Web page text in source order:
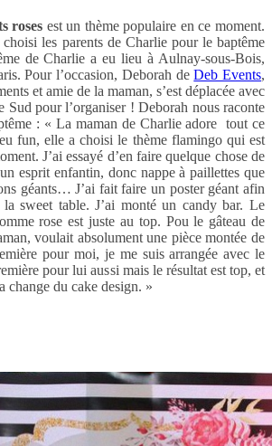
roses est un thème populaire en ce moment.
choisi les parents de Charlie pour le baptême
de Charlie a eu lieu à Aulnay-sous-Bois,
Pour l’occasion, Deborah deDeb Events,
et amie de la maman, s’est déplacée avec
Sud pour l’organiser ! Deborah nous raconte
: « La maman de Charlie adore tout ce
fun, elle a choisi le thème flamingo qui est
J’ai essayé d’en faire quelque chose de
esprit enfantin, donc nappe à paillettes que
géants… J’ai fait faire un poster géant afin
sweet table. J’ai monté un candy bar. Le
rose est juste au top. Pou le gâteau de
voulait absolument une pièce montée de
pour moi, je me suis arrangée avec le
pour lui aussi mais le résultat est top, et
change du cake design. »